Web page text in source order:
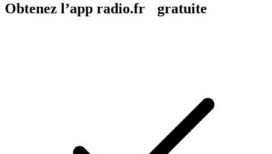
Obtenez l’app radio.fr gratuite